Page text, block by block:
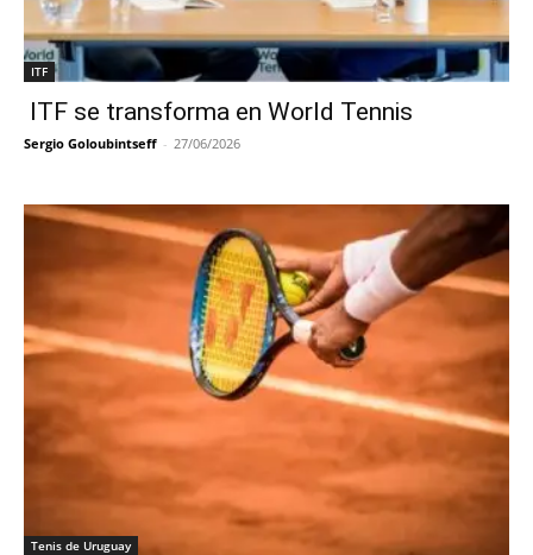
ITF
ITF se transforma en World Tennis
Sergio Goloubintseff - 27/06/2026
Tenis de Uruguay